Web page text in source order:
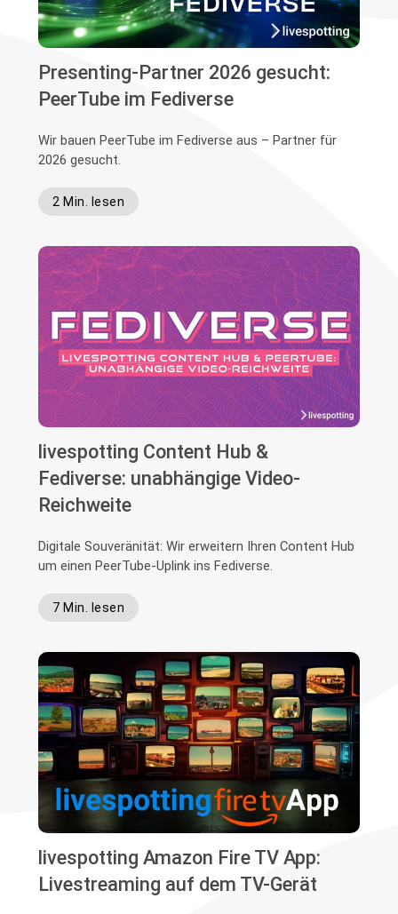
Presenting-Partner 2026 gesucht:
PeerTube im Fediverse
Wir bauen PeerTube im Fediverse aus – Partner für
2026 gesucht.
2 Min. lesen
livespotting Content Hub &
Fediverse: unabhängige Video-
Reichweite
Digitale Souveränität: Wir erweitern Ihren Content Hub
um einen PeerTube-Uplink ins Fediverse.
7 Min. lesen
livespotting Amazon Fire TV App:
Livestreaming auf dem TV-Gerät